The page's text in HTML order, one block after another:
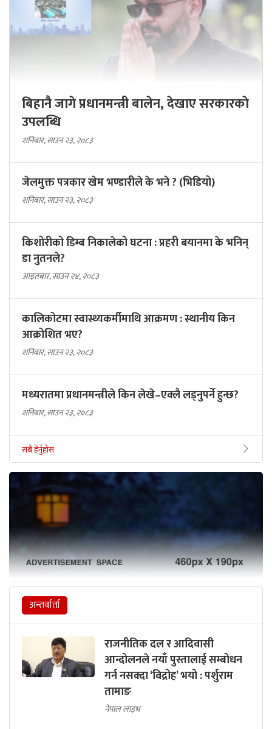
बिहानै जागे प्रधानमन्त्री बालेन, देखाए सरकारकाे
उपलब्धि
शनिबार, साउन २३, २०८३
जेलमुक्त पत्रकार खेम भण्डारीले के भने ? (भिडियो)
शनिबार, साउन २३, २०८३
किशोरीको डिम्ब निकालेको घटना : प्रहरी बयानमा के भनिन्
डा नुतनले?
आइतबार, साउन २४, २०८३
कालिकोटमा स्वास्थ्यकर्मीमाथि आक्रमण : स्थानीय किन
आक्रोशित भए?
शनिबार, साउन २३, २०८३
मध्यरातमा प्रधानमन्त्रीले किन लेखे–एक्लै लड्नुपर्ने हुन्छ?
शनिबार, साउन २३, २०८३
सबै हेर्नुहोस
अन्तर्वार्ता
राजनीतिक दल र आदिवासी
आन्दोलनले नयाँ पुस्तालाई सम्बोधन
गर्न नसक्दा ‘विद्रोह’ भयो : पर्शुराम
तामाङ
नेपाल लाइभ